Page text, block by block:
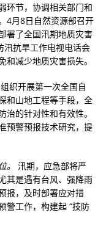
环节，协调相关部门和
4月8日自然资源部召开
署了全国汛期地质灾害
汛抗旱工作电视电话会
减少地质灾害损失。
组织开展第一次全国自
和山地工程等手段，全
的针对性和有效性。
预警预报技术研究，提
。
汛期，应急部将严
其是遇有台风、强降雨
报，及时部署应对措
警工作，构建起 “技防